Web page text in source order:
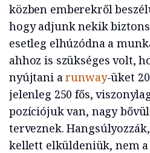
közben emberekről
hogy adjunk nekik
esetleg elhúzódna a
ahhoz is szükséges volt,
nyújtani arunway-üket
jelenleg 250 fős,
pozíciójuk van, nagy
terveznek.
kellett elküldeniük, nem